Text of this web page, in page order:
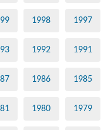
1998 1997
1992 1991
1986 1985
1980 1979